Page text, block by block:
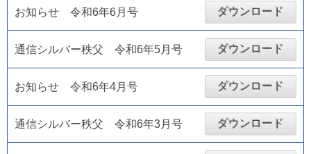
お知らせ 令和6年6月号 ダウンロード
通信シルバー秩父 令和6年5月号 ダウンロード
お知らせ 令和6年4月号 ダウンロード
通信シルバー秩父 令和6年3月号 ダウンロード